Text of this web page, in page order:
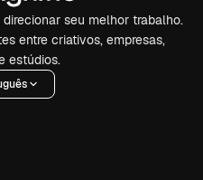
seu melhor trabalho.
entre criativos, empresas,
estúdios.